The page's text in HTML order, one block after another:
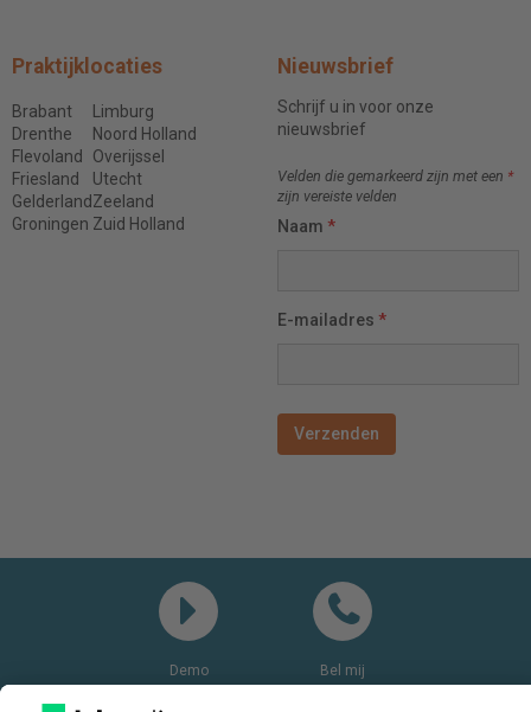
Praktijklocaties
Brabant
Drenthe
Flevoland
Friesland
Gelderland
Groningen
Limburg
Noord Holland
Overijssel
Utecht
Zeeland
Zuid Holland
Nieuwsbrief
Schrijf u in voor onze
nieuwsbrief
Velden die gemarkeerd zijn met een *
zijn vereiste velden
Naam *
E-mailadres *
Demo Bel mij